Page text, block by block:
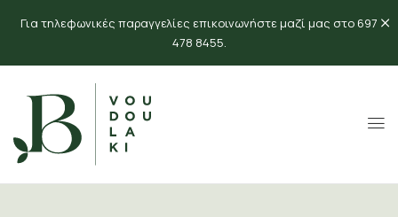
Για τηλεφωνικές παραγγελίες επικοινωνήστε μαζί μας στο 697
478 8455.